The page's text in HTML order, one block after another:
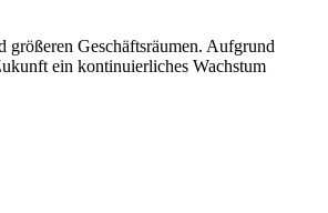
größeren Geschäftsräumen. Aufgrund
ein kontinuierliches Wachstum